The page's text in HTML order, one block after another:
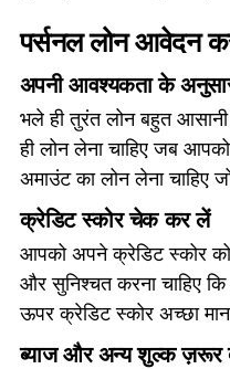
पर्सनल लोन आवेदन
अपनी आवश्यकता के
भले ही तुरंत लोन बहुत
ही लोन लेना चाहिए जब
अमाउंट का लोन लेना
क्रेडिट स्कोर चेक कर लें
आपको अपने क्रेडिट स्कोर
और सुनिश्चत करना चाहिए
ऊपर क्रेडिट स्कोर अच्छा
ब्याज और अन्य शुल्क